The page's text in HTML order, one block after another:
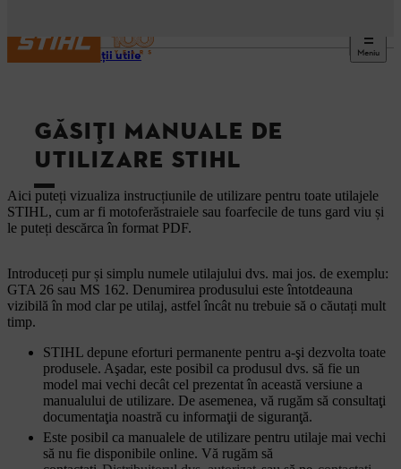
Meniu
Informaţii utile
GĂSIȚI MANUALE DE
UTILIZARE STIHL
Aici puteți vizualiza instrucțiunile de utilizare pentru toate utilajele
STIHL, cum ar fi motoferăstraiele sau foarfecile de tuns gard viu și
le puteți descărca în format PDF.
Introduceți pur și simplu numele utilajului dvs. mai jos. de exemplu:
GTA 26 sau MS 162. Denumirea produsului este întotdeauna
vizibilă în mod clar pe utilaj, astfel încât nu trebuie să o căutați mult
timp.
STIHL depune eforturi permanente pentru a-şi dezvolta toate
produsele. Aşadar, este posibil ca produsul dvs. să fie un
model mai vechi decât cel prezentat în această versiune a
manualului de utilizare. De asemenea, vă rugăm să consultaţi
documentaţia noastră cu informaţii de siguranţă.
Este posibil ca manualele de utilizare pentru utilaje mai vechi
să nu fie disponibile online. Vă rugăm să